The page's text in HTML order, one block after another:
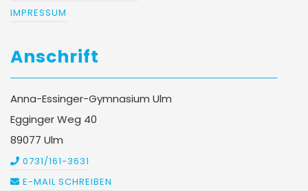
IMPRESSUM
Anschrift
Anna-Essinger-Gymnasium Ulm
Egginger Weg 40
89077 Ulm
0731/161-3631
E-MAIL SCHREIBEN